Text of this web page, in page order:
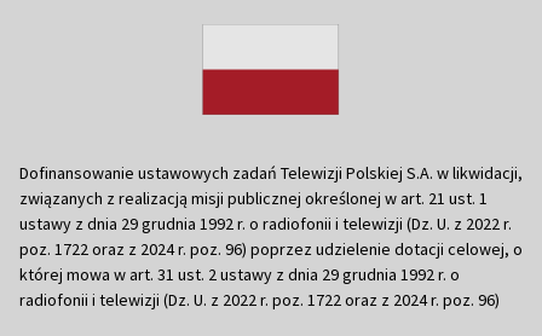
Dofinansowanie ustawowych zadań Telewizji Polskiej S.A. w likwidacji,
związanych z realizacją misji publicznej określonej w art. 21 ust. 1
ustawy z dnia 29 grudnia 1992 r. o radiofonii i telewizji (Dz. U. z 2022 r.
poz. 1722 oraz z 2024 r. poz. 96) poprzez udzielenie dotacji celowej, o
której mowa w art. 31 ust. 2 ustawy z dnia 29 grudnia 1992 r. o
radiofonii i telewizji (Dz. U. z 2022 r. poz. 1722 oraz z 2024 r. poz. 96)